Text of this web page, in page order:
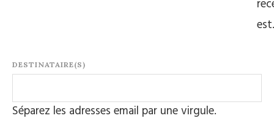
DESTINATAIRE(S)
Séparez les adresses email par une virgule.